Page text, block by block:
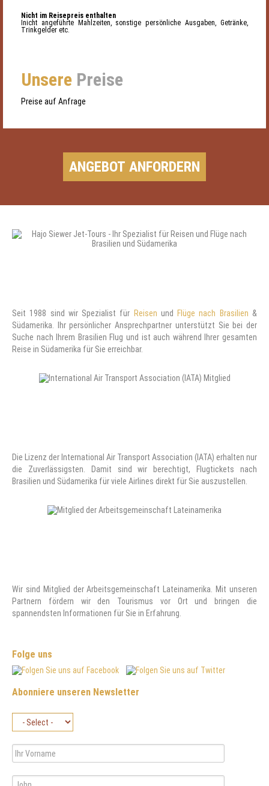
Nicht im Reisepreis enthalten
Inicht angeführte Mahlzeiten, sonstige persönliche Ausgaben, Getränke,
Trinkgelder etc.
Unsere Preise
Preise auf Anfrage
Seit 1988 sind wir Spezialist für Reisen und Flüge nach Brasilien &
Südamerika. Ihr persönlicher Ansprechpartner unterstützt Sie bei der
Suche nach Ihrem Brasilien Flug und ist auch während Ihrer gesamten
Reise in Südamerika für Sie erreichbar.
Die Lizenz der International Air Transport Association (IATA) erhalten nur
die Zuverlässigsten. Damit sind wir berechtigt, Flugtickets nach
Brasilien und Südamerika für viele Airlines direkt für Sie auszustellen.
Wir sind Mitglied der Arbeitsgemeinschaft Lateinamerika. Mit unseren
Partnern fördern wir den Tourismus vor Ort und bringen die
spannendsten Informationen für Sie in Erfahrung.
Folge uns
Abonniere unseren Newsletter